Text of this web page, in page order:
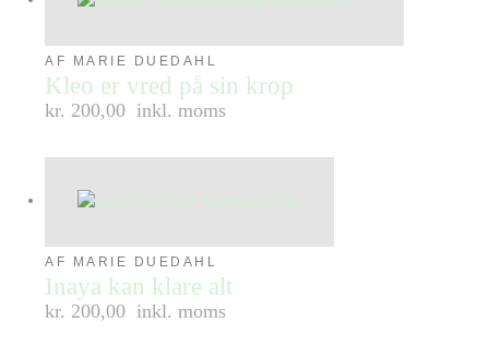
AF MARIE DUEDAHL
Kleo er vred på sin krop
kr. 200,00 inkl. moms
AF MARIE DUEDAHL
Inaya kan klare alt
kr. 200,00 inkl. moms